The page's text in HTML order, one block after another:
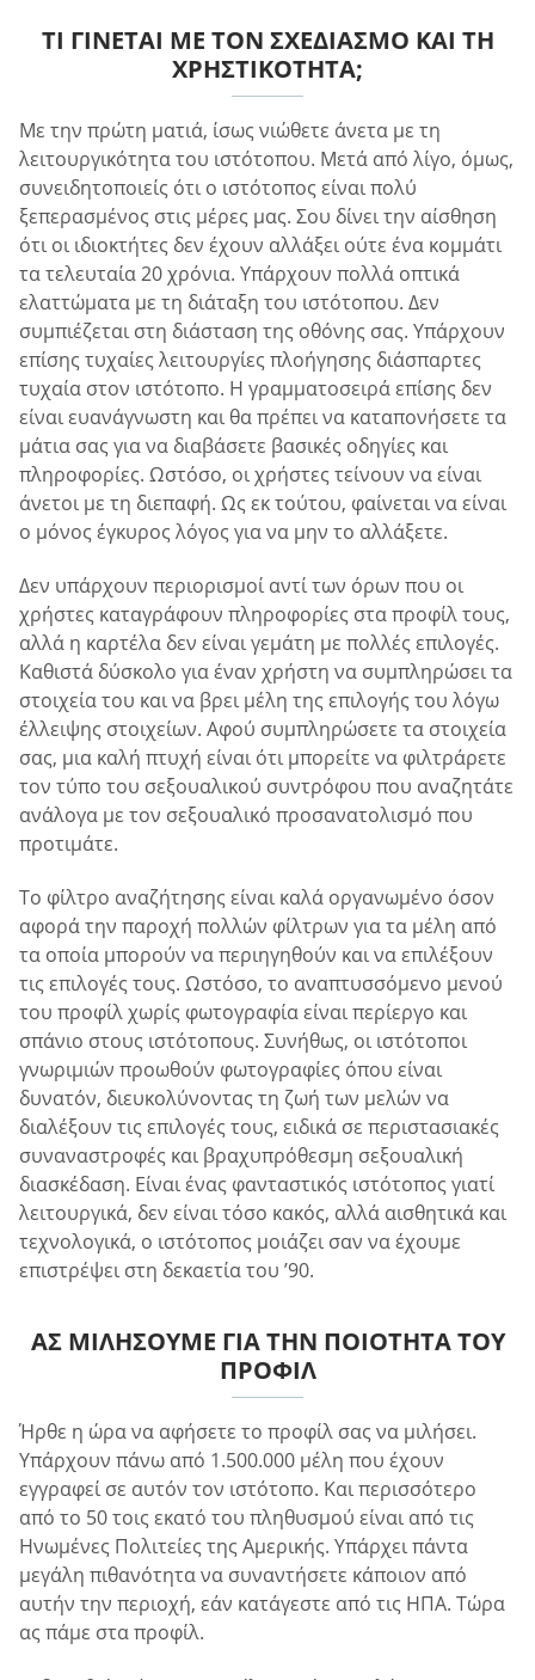
ΤΙ ΓΊΝΕΤΑΙ ΜΕ ΤΟΝ ΣΧΕΔΙΑΣΜΌ ΚΑΙ ΤΗ
ΧΡΗΣΤΙΚΌΤΗΤΑ;
Με την πρώτη ματιά, ίσως νιώθετε άνετα με τη
λειτουργικότητα του ιστότοπου. Μετά από λίγο, όμως,
συνειδητοποιείς ότι ο ιστότοπος είναι πολύ
ξεπερασμένος στις μέρες μας. Σου δίνει την αίσθηση
ότι οι ιδιοκτήτες δεν έχουν αλλάξει ούτε ένα κομμάτι
τα τελευταία 20 χρόνια. Υπάρχουν πολλά οπτικά
ελαττώματα με τη διάταξη του ιστότοπου. Δεν
συμπιέζεται στη διάσταση της οθόνης σας. Υπάρχουν
επίσης τυχαίες λειτουργίες πλοήγησης διάσπαρτες
τυχαία στον ιστότοπο. Η γραμματοσειρά επίσης δεν
είναι ευανάγνωστη και θα πρέπει να καταπονήσετε τα
μάτια σας για να διαβάσετε βασικές οδηγίες και
πληροφορίες. Ωστόσο, οι χρήστες τείνουν να είναι
άνετοι με τη διεπαφή. Ως εκ τούτου, φαίνεται να είναι
ο μόνος έγκυρος λόγος για να μην το αλλάξετε.
Δεν υπάρχουν περιορισμοί αντί των όρων που οι
χρήστες καταγράφουν πληροφορίες στα προφίλ τους,
αλλά η καρτέλα δεν είναι γεμάτη με πολλές επιλογές.
Καθιστά δύσκολο για έναν χρήστη να συμπληρώσει τα
στοιχεία του και να βρει μέλη της επιλογής του λόγω
έλλειψης στοιχείων. Αφού συμπληρώσετε τα στοιχεία
σας, μια καλή πτυχή είναι ότι μπορείτε να φιλτράρετε
τον τύπο του σεξουαλικού συντρόφου που αναζητάτε
ανάλογα με τον σεξουαλικό προσανατολισμό που
προτιμάτε.
Το φίλτρο αναζήτησης είναι καλά οργανωμένο όσον
αφορά την παροχή πολλών φίλτρων για τα μέλη από
τα οποία μπορούν να περιηγηθούν και να επιλέξουν
τις επιλογές τους. Ωστόσο, το αναπτυσσόμενο μενού
του προφίλ χωρίς φωτογραφία είναι περίεργο και
σπάνιο στους ιστότοπους. Συνήθως, οι ιστότοποι
γνωριμιών προωθούν φωτογραφίες όπου είναι
δυνατόν, διευκολύνοντας τη ζωή των μελών να
διαλέξουν τις επιλογές τους, ειδικά σε περιστασιακές
συναναστροφές και βραχυπρόθεσμη σεξουαλική
διασκέδαση. Είναι ένας φανταστικός ιστότοπος γιατί
λειτουργικά, δεν είναι τόσο κακός, αλλά αισθητικά και
τεχνολογικά, ο ιστότοπος μοιάζει σαν να έχουμε
επιστρέψει στη δεκαετία του ’90.
ΑΣ ΜΙΛΉΣΟΥΜΕ ΓΙΑ ΤΗΝ ΠΟΙΌΤΗΤΑ ΤΟΥ
ΠΡΟΦΊΛ
Ήρθε η ώρα να αφήσετε το προφίλ σας να μιλήσει.
Υπάρχουν πάνω από 1.500.000 μέλη που έχουν
εγγραφεί σε αυτόν τον ιστότοπο. Και περισσότερο
από το 50 τοις εκατό του πληθυσμού είναι από τις
Ηνωμένες Πολιτείες της Αμερικής. Υπάρχει πάντα
μεγάλη πιθανότητα να συναντήσετε κάποιον από
αυτήν την περιοχή, εάν κατάγεστε από τις ΗΠΑ. Τώρα
ας πάμε στα προφίλ.